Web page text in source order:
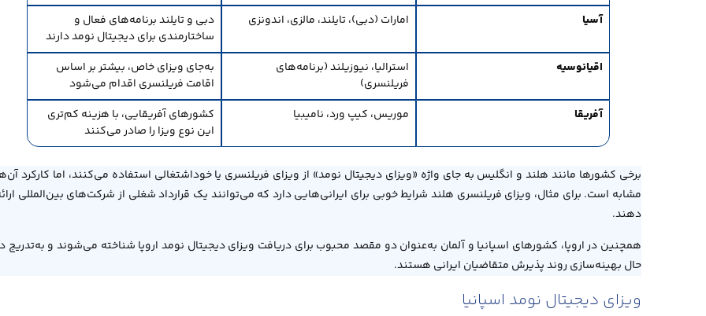
آسیا
امارات (دبی)، تایلند، مالزی، اندونزی
دبی و تایلند برنامه‌های فعال و
ساختارمندی برای دیجیتال نومد دارند
اقیانوسیه
استرالیا، نیوزیلند (برنامه‌های
فریلنسری)
به‌جای ویزای خاص، بیشتر بر اساس
اقامت فریلنسری اقدام می‌شود
آفریقا
موریس، کیپ ورد، نامیبیا
کشورهای آفریقایی، با هزینه کم‌تری
این نوع ویزا را صادر می‌کنند
برخی کشورها مانند هلند و انگلیس به جای واژه «ویزای دیجیتال نومد» از ویزای فریلنسری یا خوداشتغالی استفاده می‌کنند، اما کارکرد
مشابه است. برای مثال، ویزای فریلنسری هلند شرایط خوبی برای ایرانی‌هایی دارد که می‌توانند یک قرارداد شغلی از شرکت‌های بین‌المللی
دهند.
همچنین در اروپا، کشورهای اسپانیا و آلمان به‌عنوان دو مقصد محبوب برای دریافت ویزای دیجیتال نومد اروپا شناخته می‌شوند و به‌تدریج
حال بهینه‌سازی روند پذیرش متقاضیان ایرانی هستند.
ویزای دیجیتال نومد اسپانیا